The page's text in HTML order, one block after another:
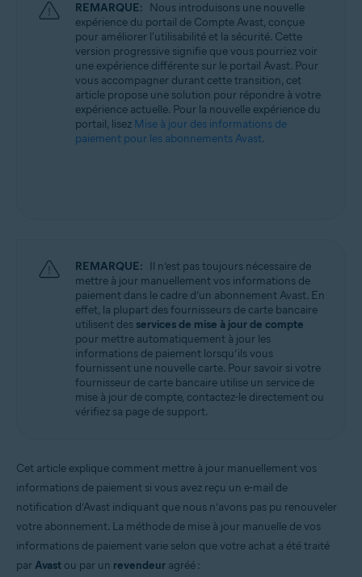
Systèmes d'exploitation:
Tous les systèmes d’exploitation pris en charge
REMARQUE: Nous introduisons une nouvelle
expérience du portail de Compte Avast, conçue
pour améliorer l'utilisabilité et la sécurité. Cette
version progressive signifie que vous pourriez voir
une expérience différente sur le portail Avast. Pour
vous accompagner durant cette transition, cet
article propose une solution pour répondre à votre
expérience actuelle. Pour la nouvelle expérience du
portail, lisez Mise à jour des informations de
paiement pour les abonnements Avast.
REMARQUE: Il n’est pas toujours nécessaire de
mettre à jour manuellement vos informations de
paiement dans le cadre d’un abonnement Avast. En
effet, la plupart des fournisseurs de carte bancaire
utilisent des services de mise à jour de compte
pour mettre automatiquement à jour les
informations de paiement lorsqu’ils vous
fournissent une nouvelle carte. Pour savoir si votre
fournisseur de carte bancaire utilise un service de
mise à jour de compte, contactez-le directement ou
vérifiez sa page de support.
Cet article explique comment mettre à jour manuellement vos
informations de paiement si vous avez reçu un e-mail de
notification d’Avast indiquant que nous n’avons pas pu renouveler
votre abonnement. La méthode de mise à jour manuelle de vos
informations de paiement varie selon que votre achat a été traité
parAvast ou par un revendeur agréé :